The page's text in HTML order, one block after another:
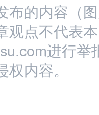
布的内容（
观点不代表
进行
内容。